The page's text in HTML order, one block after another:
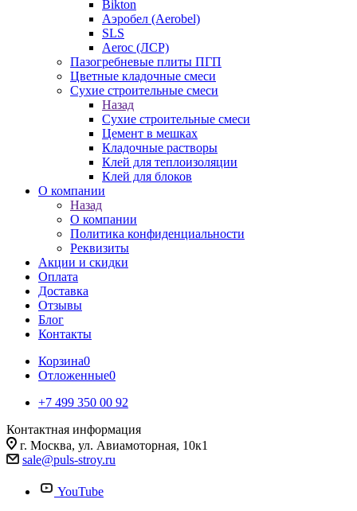
Bikton
Аэробел (Aerobel)
SLS
Aeroc (ЛСР)
Пазогребневые плиты ПГП
Цветные кладочные смеси
Сухие строительные смеси
Назад
Сухие строительные смеси
Цемент в мешках
Кладочные растворы
Клей для теплоизоляции
Клей для блоков
О компании
Назад
О компании
Политика конфиденциальности
Реквизиты
Акции и скидки
Оплата
Доставка
Отзывы
Блог
Контакты
Корзина0
Отложенные0
+7 499 350 00 92
Контактная информация
г. Москва, ул. Авиамоторная, 10к1
sale@puls-stroy.ru
YouTube